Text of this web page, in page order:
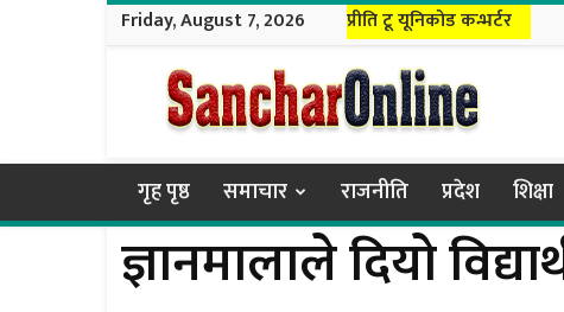
Friday, August 7, 2026 प्रीति टू यूनिकोड कन्भर्टर
Sanchar
Online
गृह पृष्ठ समाचार राजनीति प्रदेश शिक्षा
ज्ञानमालाले दियाे